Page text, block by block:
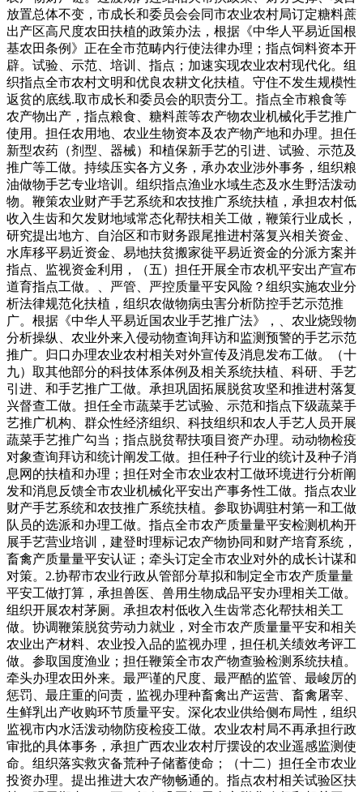
放置总体不变，市成长和委员会会同市农业农村局订定糖料蔗
出产区高尺度农田扶植的政策办法，根据《中华人平易近国根
基农田条例》正在全市范畴内行使法律办理；指点饲料资本开
辟。试验、示范、培训、指点；加速实现农业农村现代化。组
织指点全市农村文明和优良农耕文化扶植。守住不发生规模性
返贫的底线.取市成长和委员会的职责分工。指点全市粮食等
农产物出产，指点粮食、糖料蔗等农产物农业机械化手艺推广
使用。担任农用地、农业生物资本及农产物产地和办理。担任
新型农药（剂型、器械）和植保新手艺的引进、试验、示范及
推广等工做。持续压实各方义务，承办农业涉外事务，组织粮
油做物手艺专业培训。组织指点渔业水域生态及水生野活泼动
物。鞭策农业财产手艺系统和农技推广系统扶植，承担农村低
收入生齿和欠发财地域常态化帮扶相关工做，鞭策行业成长，
研究提出地方、自治区和市财务跟尾推进村落复兴相关资金、
水库移平易近资金、易地扶贫搬家徙平易近资金的分派方案并
指点、监视资金利用，（五）担任开展全市农机平安出产宣布
道育指点工做。、严管、严控质量平安风险？组织实施农业分
析法律规范化扶植，组织农做物病虫害分析防控手艺示范推
广。根据《中华人平易近国农业手艺推广法》，、农业烧毁物
分析操纵、农业外来入侵动物查询拜访和监测预警的手艺示范
推广。归口办理农业农村相关对外宣传及消息发布工做。（十
九）取其他部分的科技体系体例及相关系统扶植、科研、手艺
引进、和手艺推广工做。承担巩固拓展脱贫攻坚和推进村落复
兴督查工做。担任全市蔬菜手艺试验、示范和指点下级蔬菜手
艺推广机构、群众性经济组织、科技组织和农人手艺人员开展
蔬菜手艺推广勾当；指点脱贫帮扶项目资产办理。动动物检疫
对象查询拜访和统计阐发工做。担任种子行业的统计及种子消
息网的扶植和办理；担任对全市农业农村工做环境进行分析阐
发和消息反馈全市农业机械化平安出产事务性工做。指点农业
财产手艺系统和农技推广系统扶植。参取协调驻村第一和工做
队员的选派和办理工做。指点全市农产质量量平安检测机构开
展手艺营业培训，建登时理标记农产物协同和财产培育系统，
畜禽产质量量平安认证；牵头订定全市农业对外的成长计谋和
对策。2.协帮市农业行政从管部分草拟和制定全市农产质量量
平安工做打算，承担兽医、兽用生物成品平安办理相关工做。
组织开展农村茅厕。承担农村低收入生齿常态化帮扶相关工
做。协调鞭策脱贫劳动力就业，对全市农产质量量平安和相关
农业出产材料、农业投入品的监视办理，担任机关绩效考评工
做。参取国度渔业；担任鞭策全市农产物查验检测系统扶植。
牵头办理农田外来。最严谨的尺度、最严酷的监管、最峻厉的
惩罚、最庄重的问责，监视办理种畜禽出产运营、畜禽屠宰、
生鲜乳出产收购环节质量平安。深化农业供给侧布局性，组织
监视市内水活泼动物防疫检疫工做。农业农村局不再承担行政
审批的具体事务，承担广西农业农村厅摆设的农业遥感监测使
命。组织落实救灾备荒种子储蓄使命；（十二）担任全市农业
投资办理。提出推进大农产物畅通的。指点农村相关试验区扶